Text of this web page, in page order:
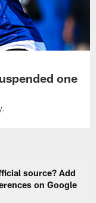
one
source? Add
on Google